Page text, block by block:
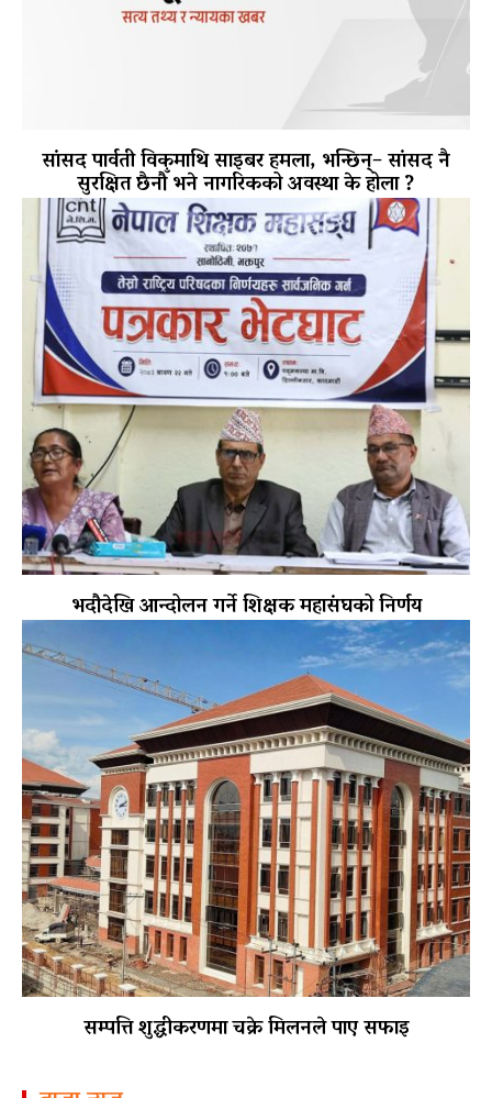
सांसद पार्वती विकमाथि साइबर हमला, भन्छिन्– सांसद नै
सुरक्षित छैनौँ भने नागरिकको अवस्था के होला ?
भदौदेखि आन्दोलन गर्ने शिक्षक महासंघको निर्णय
सम्पत्ति शुद्धीकरणमा चक्रे मिलनले पाए सफाइ